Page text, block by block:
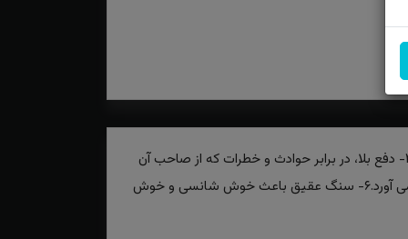
۱- یکی از خواص سنگ عقیق یمنی همراه داشتن آن فقر را دور می‌کند از بین می برد.۲- باعث فراخی و زیادی رزق و روزی می شود.۳- دفع بلا، در برابر حوادث و خطرات که از صاحب آن
محافظت می کند.۴- برای محافظت از چشم زخم توصیه شده است.۵- ترس را از بین می‌برد و شجاعت را برای صاحبش به ارمغان می آورد.۶- سنگ عقیق باعث خوش شانسی و خوش